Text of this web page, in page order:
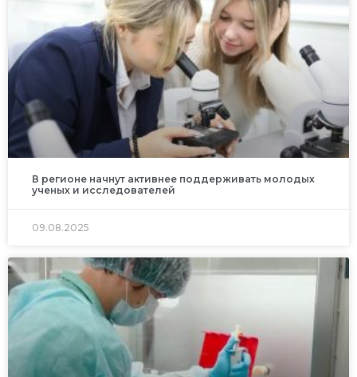
В регионе начнут активнее поддерживать молодых
ученых и исследователей
09.08.2025